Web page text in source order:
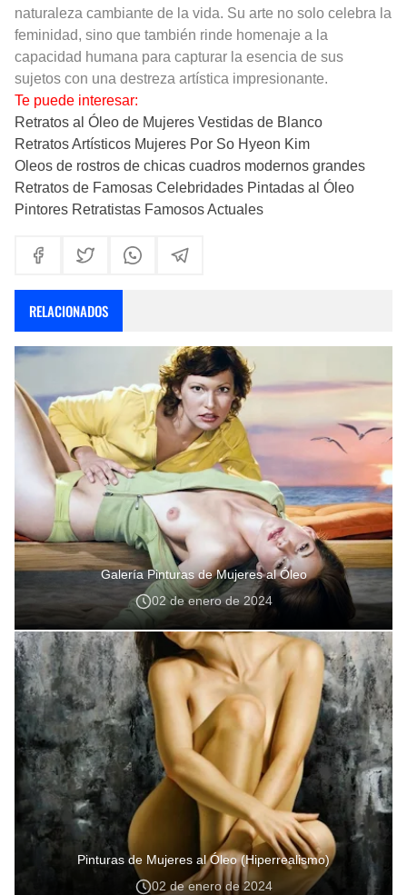
naturaleza cambiante de la vida. Su arte no solo celebra la
feminidad, sino que también rinde homenaje a la
capacidad humana para capturar la esencia de sus
sujetos con una destreza artística impresionante.
Te puede interesar:
Retratos al Óleo de Mujeres Vestidas de Blanco
Retratos Artísticos Mujeres Por So Hyeon Kim
Oleos de rostros de chicas cuadros modernos grandes
Retratos de Famosas Celebridades Pintadas al Óleo
Pintores Retratistas Famosos Actuales
RELACIONADOS
Galería Pinturas de Mujeres al Óleo
02 de enero de 2024
Pinturas de Mujeres al Óleo (Hiperrealismo)
02 de enero de 2024